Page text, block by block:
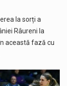
la sorți a
Râureni la
această fază cu